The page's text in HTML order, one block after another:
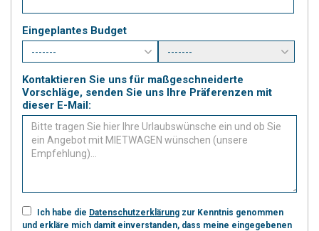
Eingeplantes Budget
Kontaktieren Sie uns für maßgeschneiderte
Vorschläge, senden Sie uns Ihre Präferenzen mit
dieser E-Mail:
Ich habe die Datenschutzerklärung zur Kenntnis genommen
und erkläre mich damit einverstanden, dass meine eingegebenen